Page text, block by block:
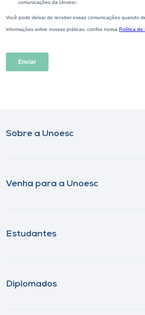
Sobre a Unoesc
Venha para a Unoesc
Estudantes
Diplomados